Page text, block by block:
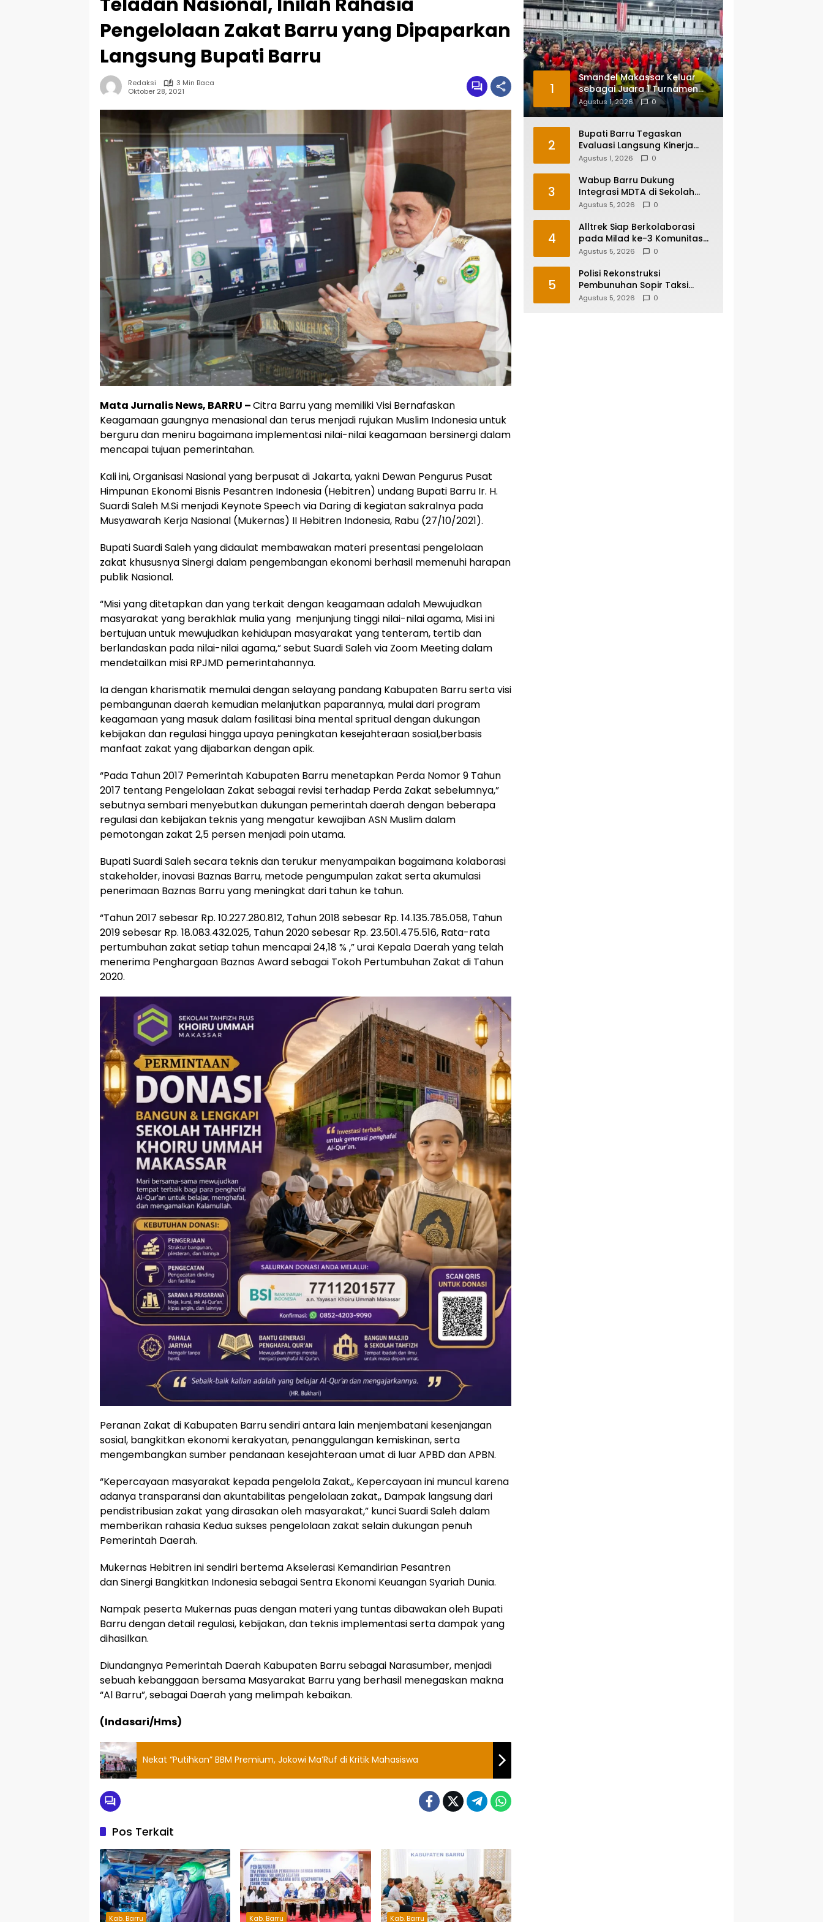
Pengelolaan Zakat Barru yang Dipaparkan
Langsung Bupati Barru
Redaksi
3 Min Baca
Oktober 28, 2021
Mata Jurnalis News, BARRU –Citra Barru yang memiliki Visi Bernafaskan
Keagamaan gaungnya menasional dan terus menjadi rujukan Muslim Indonesia untuk
berguru dan meniru bagaimana implementasi nilai-nilai keagamaan bersinergi dalam
mencapai tujuan pemerintahan.
Kali ini, Organisasi Nasional yang berpusat di Jakarta, yakni Dewan Pengurus Pusat
Himpunan Ekonomi Bisnis Pesantren Indonesia (Hebitren) undang Bupati Barru Ir. H.
Suardi Saleh M.Si menjadi Keynote Speech via Daring di kegiatan sakralnya pada
Musyawarah Kerja Nasional (Mukernas) II Hebitren Indonesia, Rabu (27/10/2021).
Bupati Suardi Saleh yang didaulat membawakan materi presentasi pengelolaan
zakat khususnya Sinergi dalam pengembangan ekonomi berhasil memenuhi harapan
publik Nasional.
“Misi yang ditetapkan dan yang terkait dengan keagamaan adalah Mewujudkan
masyarakat yang berakhlak mulia yang menjunjung tinggi nilai-nilai agama, Misi ini
bertujuan untuk mewujudkan kehidupan masyarakat yang tenteram, tertib dan
berlandaskan pada nilai-nilai agama,” sebut Suardi Saleh via Zoom Meeting dalam
mendetailkan misi RPJMD pemerintahannya.
Ia dengan kharismatik memulai dengan selayang pandang Kabupaten Barru serta visi
pembangunan daerah kemudian melanjutkan paparannya, mulai dari program
keagamaan yang masuk dalam fasilitasi bina mental spritual dengan dukungan
kebijakan dan regulasi hingga upaya peningkatan kesejahteraan sosial,berbasis
manfaat zakat yang dijabarkan dengan apik.
“Pada Tahun 2017 Pemerintah Kabupaten Barru menetapkan Perda Nomor 9 Tahun
2017 tentang Pengelolaan Zakat sebagai revisi terhadap Perda Zakat sebelumnya,”
sebutnya sembari menyebutkan dukungan pemerintah daerah dengan beberapa
regulasi dan kebijakan teknis yang mengatur kewajiban ASN Muslim dalam
pemotongan zakat 2,5 persen menjadi poin utama.
Bupati Suardi Saleh secara teknis dan terukur menyampaikan bagaimana kolaborasi
stakeholder, inovasi Baznas Barru, metode pengumpulan zakat serta akumulasi
penerimaan Baznas Barru yang meningkat dari tahun ke tahun.
“Tahun 2017 sebesar Rp. 10.227.280.812, Tahun 2018 sebesar Rp. 14.135.785.058, Tahun
2019 sebesar Rp. 18.083.432.025, Tahun 2020 sebesar Rp. 23.501.475.516, Rata-rata
pertumbuhan zakat setiap tahun mencapai 24,18 % ,” urai Kepala Daerah yang telah
menerima Penghargaan Baznas Award sebagai Tokoh Pertumbuhan Zakat di Tahun
2020.
Peranan Zakat di Kabupaten Barru sendiri antara lain menjembatani kesenjangan
sosial, bangkitkan ekonomi kerakyatan, penanggulangan kemiskinan, serta
mengembangkan sumber pendanaan kesejahteraan umat di luar APBD dan APBN.
“Kepercayaan masyarakat kepada pengelola Zakat,, Kepercayaan ini muncul karena
adanya transparansi dan akuntabilitas pengelolaan zakat,, Dampak langsung dari
pendistribusian zakat yang dirasakan oleh masyarakat,” kunci Suardi Saleh dalam
memberikan rahasia Kedua sukses pengelolaan zakat selain dukungan penuh
Pemerintah Daerah.
Mukernas Hebitren ini sendiri bertema Akselerasi Kemandirian Pesantren
dan Sinergi Bangkitkan Indonesia sebagai Sentra Ekonomi Keuangan Syariah Dunia.
Nampak peserta Mukernas puas dengan materi yang tuntas dibawakan oleh Bupati
Barru dengan detail regulasi, kebijakan, dan teknis implementasi serta dampak yang
dihasilkan.
Diundangnya Pemerintah Daerah Kabupaten Barru sebagai Narasumber, menjadi
sebuah kebanggaan bersama Masyarakat Barru yang berhasil menegaskan makna
“Al Barru”, sebagai Daerah yang melimpah kebaikan.
(Indasari/Hms)
Nekat “Putihkan” BBM Premium, Jokowi Ma’Ruf di Kritik Mahasiswa
Pos Terkait
Kab. Barru Kab. Barru Kab. Barru
1
Smandel Makassar Keluar
sebagai Juara 1 Turnamen
Futsal Smansa Cup Vol. 13
Agustus 1, 2026 0
2
Bupati Barru Tegaskan
Evaluasi Langsung Kinerja
Kepala OPD, Reformasi
Agustus 1, 2026 0
3
Wabup Barru Dukung
Integrasi MDTA di Sekolah
Umum, Siapkan Regulasi
Agustus 5, 2026 0
4
Alltrek Siap Berkolaborasi
pada Milad ke-3 Komunitas
Camping IKA Smandel
Agustus 5, 2026 0
5
Polisi Rekonstruksi
Pembunuhan Sopir Taksi
Online di Maros, Tersangka
Agustus 5, 2026 0